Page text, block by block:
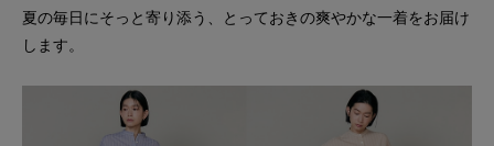
夏の毎日にそっと寄り添う、とっておきの爽やかな一着をお届け
します。